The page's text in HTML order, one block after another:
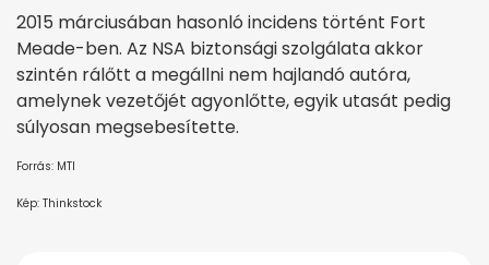
2015 márciusában hasonló incidens történt Fort
Meade-ben. Az NSA biztonsági szolgálata akkor
szintén rálőtt a megállni nem hajlandó autóra,
amelynek vezetőjét agyonlőtte, egyik utasát pedig
súlyosan megsebesítette.
Forrás: MTI
Kép: Thinkstock